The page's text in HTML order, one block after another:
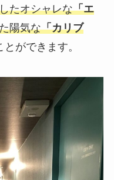
たオシャレな「エ
陽気な「カリブ
ができます。